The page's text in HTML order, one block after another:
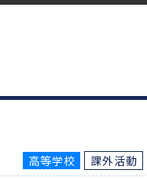
高等学校 課外活動